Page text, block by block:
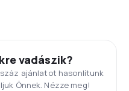
vadászik?
száz ajánlatot hasonlítunk
Önnek. Nézze meg!